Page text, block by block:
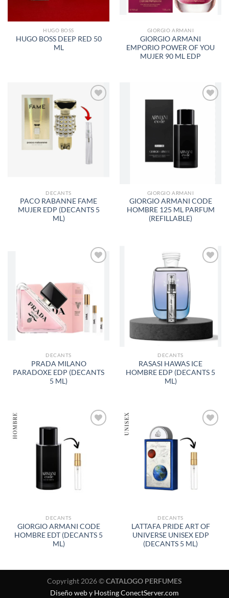
HUGO BOSS
HUGO BOSS DEEP RED 50
ML
GIORGIO ARMANI
GIORGIO ARMANI
EMPORIO POWER OF YOU
MUJER 90 ML EDP
AÑADIR
A LA
DE
DESEOS
DECANTS
PACO RABANNE FAME
MUJER EDP (DECANTS 5
ML)
AÑADIR
LISTA
GIORGIO ARMANI
GIORGIO ARMANI CODE
HOMBRE 125 ML PARFUM
(REFILLABLE)
LISTA
DESEOS
DECANTS
PRADA MILANO
PARADOXE EDP (DECANTS
5 ML)
AÑADIR
LISTA
DESEOS
DECANTS
RASASI HAWAS ICE
HOMBRE EDP (DECANTS 5
ML)
A LA
LISTA
DESEOS
DECANTS
GIORGIO ARMANI CODE
HOMBRE EDT (DECANTS 5
ML)
A LA
LISTA
DE
DESEOS
DECANTS
LATTAFA PRIDE ART OF
UNIVERSE UNISEX EDP
(DECANTS 5 ML)
Copyright 2026 ©CATALOGO PERFUMES
Diseño web y Hosting ConectServer.com